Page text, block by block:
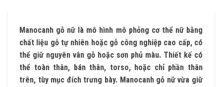
Manocanh gỗ nữ là mô hình mô phỏng cơ thể nữ bằng
chất liệu gỗ tự nhiên hoặc gỗ công nghiệp cao cấp, có
thể giữ nguyên vân gỗ hoặc sơn phủ màu. Thiết kế có
thể toàn thân, bán thân, torso, hoặc chỉ phần thân
trên, tùy mục đích trưng bày. Manocanh gỗ nữ vừa giữ